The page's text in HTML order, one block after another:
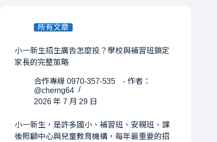
所有文章
小一新生招生廣告怎麼投？學校與補習班鎖定
家長的完整策略
合作專線 0970-357-535 - 作者：
@cherng64
2026 年 7 月 29 日
小一新生，是許多國小、補習班、安親班、課
後照顧中心與兒童教育機構，每年最重要的招